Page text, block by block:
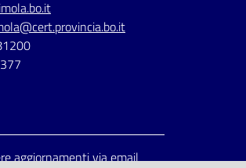
aggiornamenti via email